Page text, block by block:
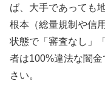
ば、大手であっても
根本（総量規制や信
状態で「審査なし」
者は100%違法な闇
さい。